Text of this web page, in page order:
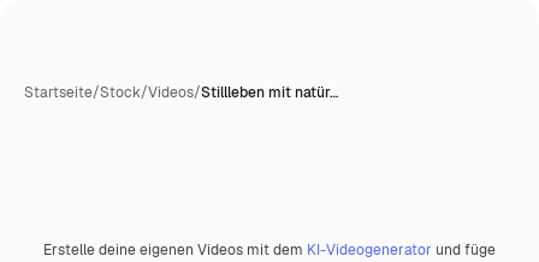
Startseite/Stock/Videos/Stillleben mit natür…
Erstelle deine eigenen Videos mit dem KI-Videogenerator und füge